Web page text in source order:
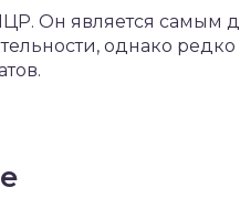
Он является самым
однако